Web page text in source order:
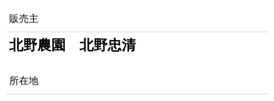
販売主
北野農園 北野忠清
所在地